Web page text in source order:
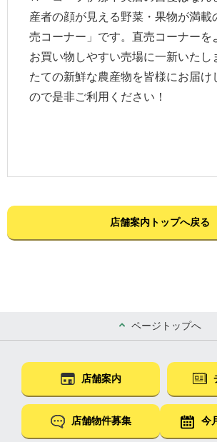
産者の顔が見える野菜・果物が満載
売コーナー」です。直売コーナーを
お買い物しやすい売場に一新いたし
たての新鮮な農産物を皆様にお届け
ので是非ご利用ください！
店舗案内トップへ戻る
ページトップへ
店舗案内
店舗物件募集 今